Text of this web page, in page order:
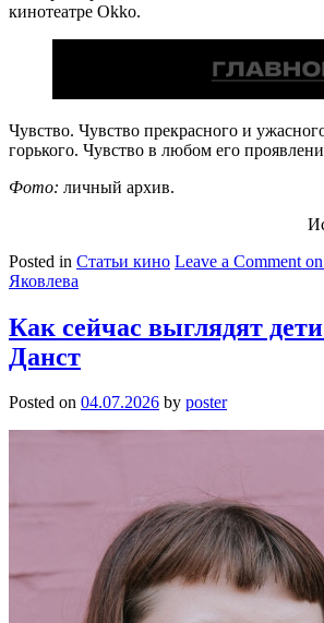
кинотеатре Okko.
Чувство. Чувство прекрасного и
горького. Чувство в любом его
Фото: личный архив.
Posted in Статьи кино Leave a Comment
Яковлева
Как сейчас выглядят
Данст
Posted on 04.07.2026 by poster